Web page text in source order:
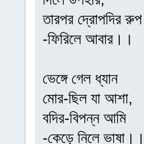
তারপর দ্রোপদির রুপ
-ফিরিলে আবার।।
ভেঙ্গে গেল ধ্যান
মোর-ছিল যা আশা,
বদির-বিপন্ন আমি
-কেড়ে নিলে ভাষা।।